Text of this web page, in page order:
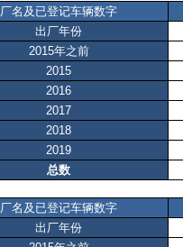
厂名及已登记车辆数字
出厂年份
2015年之前
2015
2016
2017
2018
2019
总数
厂名及已登记车辆数字
出厂年份